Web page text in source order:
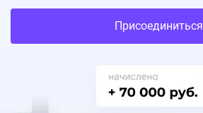
Присоединиться